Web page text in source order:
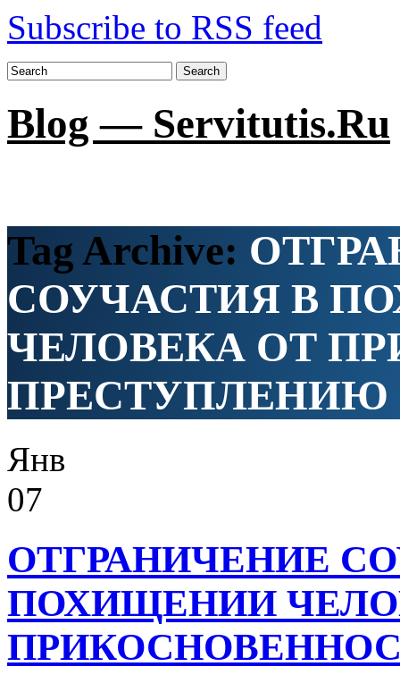
Subscribe to RSS feed
Search
Blog — Servitutis.Ru
Tag Archive:
СОУЧАСТИЯ В
ЧЕЛОВЕКА ОТ
ПРЕСТУПЛЕНИЮ
Янв
07
ОТГРАНИЧЕНИЕ
ПОХИЩЕНИИ